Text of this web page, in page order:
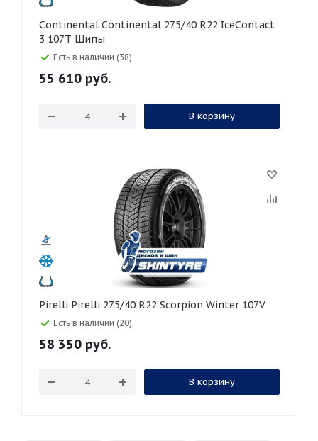
Continental Continental 275/40 R22 IceContact
3 107T Шипы
Есть в наличии (38)
55 610 руб.
В корзину
Pirelli Pirelli 275/40 R22 Scorpion Winter 107V
Есть в наличии (20)
58 350 руб.
В корзину